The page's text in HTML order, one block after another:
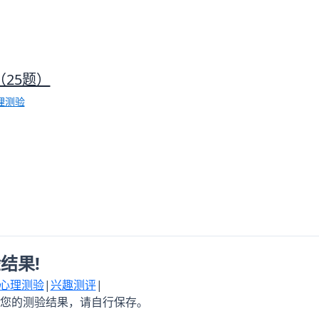
题）
测验
果!
理测验|兴趣测评|
的测验结果，请自行保存。